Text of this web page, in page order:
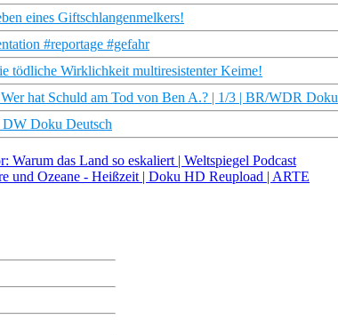
eines Giftschlangenmelkers!
#reportage #gefahr
tödliche Wirklichkeit multiresistenter Keime!
hat Schuld am Tod von Ben A.? | 1/3 | BR/WDR Doku
Doku Deutsch
Warum das Land so eskaliert | Weltspiegel Podcast
und Ozeane - Heißzeit | Doku HD Reupload | ARTE